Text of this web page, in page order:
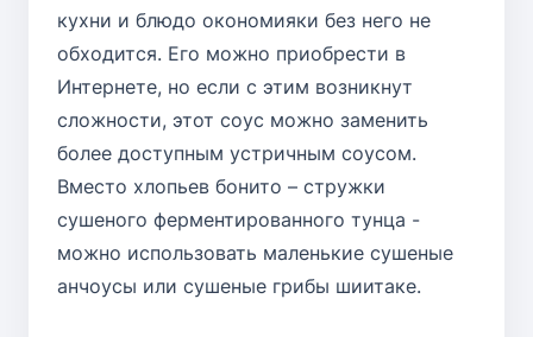
кухни и блюдо окономияки без него не
обходится. Его можно приобрести в
Интернете, но если с этим возникнут
сложности, этот соус можно заменить
более доступным устричным соусом.
Вместо хлопьев бонито – стружки
сушеного ферментированного тунца -
можно использовать маленькие сушеные
анчоусы или сушеные грибы шиитаке.